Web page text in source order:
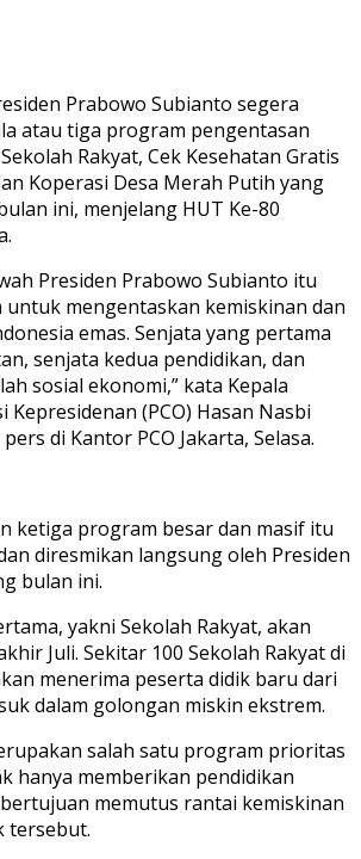
Prabowo Subianto segera
atau tiga program pengentasan
Rakyat, Cek Kesehatan Gratis
Koperasi Desa Merah Putih yang
ini, menjelang HUT Ke-80
Presiden Prabowo Subianto itu
untuk mengentaskan kemiskinan dan
emas. Senjata yang pertama
senjata kedua pendidikan, dan
sosial ekonomi,” kata Kepala
Kepresidenan (PCO) Hasan Nasbi
di Kantor PCO Jakarta, Selasa.
ketiga program besar dan masif itu
diresmikan langsung oleh Presiden
bulan ini.
yakni Sekolah Rakyat, akan
Juli. Sekitar 100 Sekolah Rakyat di
menerima peserta didik baru dari
dalam golongan miskin ekstrem.
salah satu program prioritas
hanya memberikan pendidikan
memutus rantai kemiskinan
tersebut.